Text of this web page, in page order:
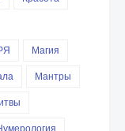
Магия
Мантры